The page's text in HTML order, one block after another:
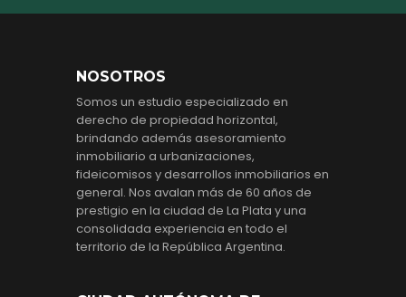
NOSOTROS
Somos un estudio especializado en
derecho de propiedad horizontal,
brindando además asesoramiento
inmobiliario a urbanizaciones,
fideicomisos y desarrollos inmobiliarios en
general. Nos avalan más de 60 años de
prestigio en la ciudad de La Plata y una
consolidada experiencia en todo el
territorio de la República Argentina.